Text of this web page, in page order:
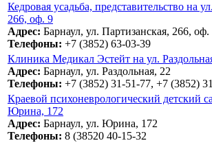
Кедровая усадьба, представительство на
266, оф. 9
Адрес: Барнаул, ул. Партизанская, 266, оф.
Телефоны: +7 (3852) 63-03-39
Клиника Медикал Эстейт на ул.
Адрес: Барнаул, ул. Раздольная, 22
Телефоны: +7 (3852) 31-51-77, +7 (3852)
Краевой психоневрологический детский
Юрина, 172
Адрес: Барнаул, ул. Юрина, 172
Телефоны: 8 (38520 40-15-32